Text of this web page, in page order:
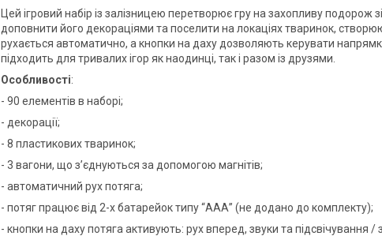
Цей ігровий набір із залізницею перетворює гру на захопливу
доповнити його декораціями та поселити на локаціях тваринок,
рухається автоматично, а кнопки на даху дозволяють керувати
підходить для тривалих ігор як наодинці, так і разом із друзями.
Особливості:
- 90 елементів в наборі;
- декорації;
- 8 пластикових тваринок;
- 3 вагони, що з’єднуються за допомогою магнітів;
- автоматичний рух потяга;
- потяг працює від 2-х батарейок типу “ААА” (не додано до комплекту);
- кнопки на даху потяга активують: рух вперед, звуки та підсвічування /